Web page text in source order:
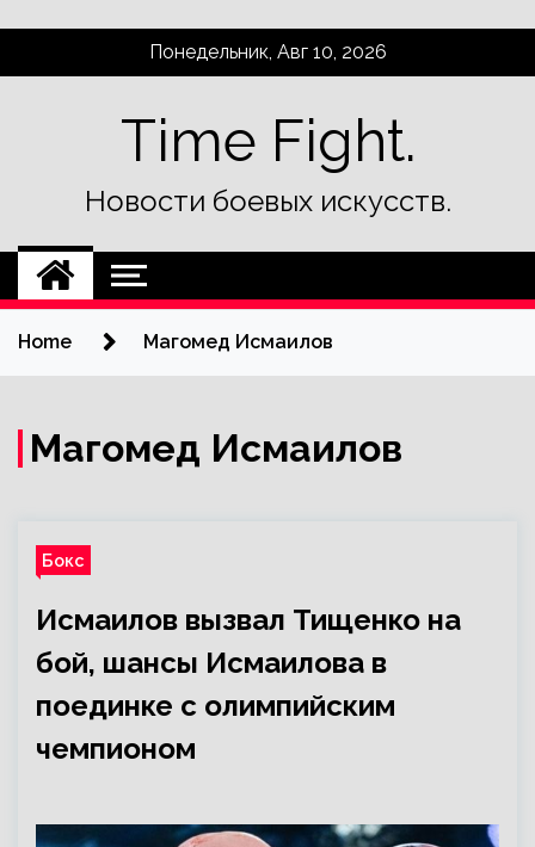
Понедельник, Авг 10, 2026
Time Fight.
Новости боевых искусств.
Home Магомед Исмаилов
Магомед Исмаилов
Бокс
Исмаилов вызвал Тищенко на
бой, шансы Исмаилова в
поединке с олимпийским
чемпионом